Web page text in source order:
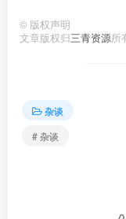
© 版权声明
文章版权归三青资源所
杂谈
# 杂谈